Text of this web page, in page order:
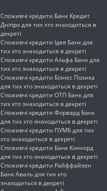
Споживчі кредити Банк Кредит
Дніпро для тих хто знаходиться в
декреті
Споживчі кредити Ідея Банк для
тих хто знаходиться в декреті
Споживчі кредити Альфа Банк для
тих хто знаходиться в декреті
Споживчі кредити Бізнес Позика
для тих хто знаходиться в декреті
Споживчі кредити ОТП Банк для
тих хто знаходиться в декреті
Споживчі кредити Форвард Банк
для тих хто знаходиться в декреті
Споживчі кредити ПУМБ для тих
хто знаходиться в декреті
Споживчі кредити Банк Конкорд
для тих хто знаходиться в декреті
Споживчі кредити Райффайзен
Банк Аваль для тих хто
знаходиться в декреті